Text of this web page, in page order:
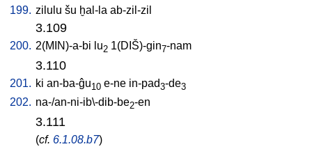
199. zilulu šu ḫal-la ab-zil-zil
3.109
200. 2(MIN)-a-bi lu2 1(DIŠ)-gin7-nam
3.110
201. ki an-ba-ĝu10 e-ne in-pad3-de3
202. na-/an-ni-ib\-dib-be2-en
3.111
(cf. 6.1.08.b7)